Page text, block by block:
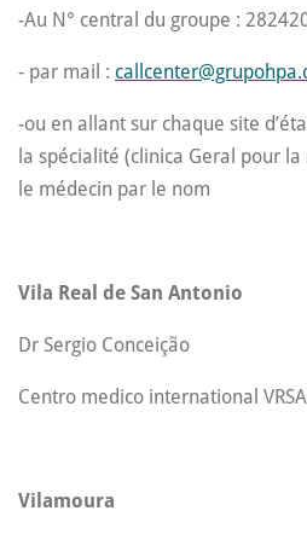
-Au N° central du groupe :
- par mail :
-ou en allant sur chaque site
la spécialité (clinica Geral pour
le médecin par le nom
Vila Real de San Antonio
Dr Sergio Conceição
Centro medico international VRSA
Vilamoura